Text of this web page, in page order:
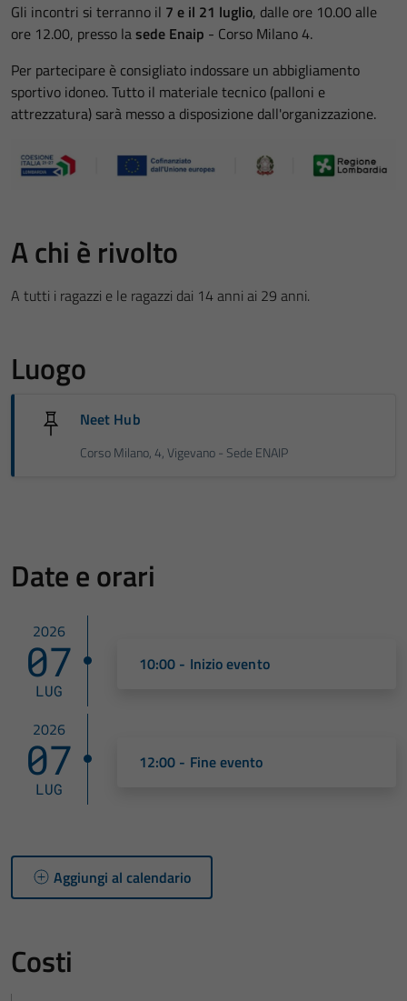
Gli incontri si terranno il 7 e il 21 luglio, dalle ore 10.00 alle
ore 12.00, presso lasede Enaip - Corso Milano 4.
Per partecipare è consigliato indossare un abbigliamento
sportivo idoneo. Tutto il materiale tecnico (palloni e
attrezzatura) sarà messo a disposizione dall'organizzazione.
A chi è rivolto
A tutti i ragazzi e le ragazzi dai 14 anni ai 29 anni.
Luogo
Neet Hub
Corso Milano, 4, Vigevano - Sede ENAIP
Date e orari
2026
07
LUG
10:00 - Inizio evento
2026
07
LUG
12:00 - Fine evento
Aggiungi al calendario
Costi